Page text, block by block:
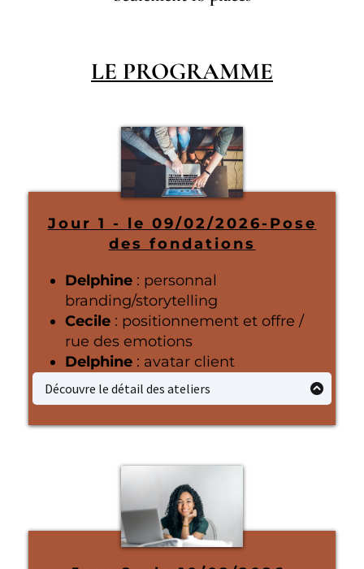
LE PROGRAMME
Jour 1 - le 09/02/2026-Pose
des fondations
Delphine : personnal
branding/storytelling
Cecile : positionnement et offre /
rue des emotions
Delphine : avatar client
Découvre le détail des ateliers
Personal Branding & Storytelling - Delphine
Objectif : poser l’ADN de ta communication
Comprendre comment utiliser ton histoire
personnellesans te surexposer
Poser les bases d’un storytelling
stratégique (pas émotionnel au hasard)